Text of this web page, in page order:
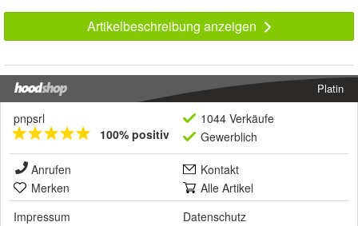
Artikelbeschreibung anzeigen
Platin
pnpsrl
100% positiv
1044 Verkäufe
Gewerblich
Anrufen
Kontakt
Merken
Alle Artikel
Impressum
Datenschutz